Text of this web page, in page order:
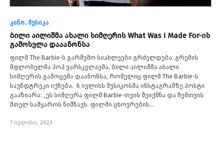
კინო მუსიკა
ბილი აილიშმა ახალი სიმღერის What Was I Made For-ის
გამოსვლა დააანონსა
ფილმ The Barbie-ს გარშემო სიახლეები გრძელდება. გრემის
მფლობელმა პოპ ვარსკვლავმა, ბილი აილიშმა ახალი
სიმღერის გამოცემა დაანონსა, რომელიც ფილმ The Barbie-ს
საუნდტრეკი იქნება. 6 ივლისს მუსიკოსმა ინსტაგრამზე პოსტი
გააზიარა: „ეს სიმღერა ფილმ Barbie-თვის შეიქმნა და ჩემთვის
მთელ სამყაროს ნიშნავს. ფილმი ცხოვრების…
7 ივლისი, 2023